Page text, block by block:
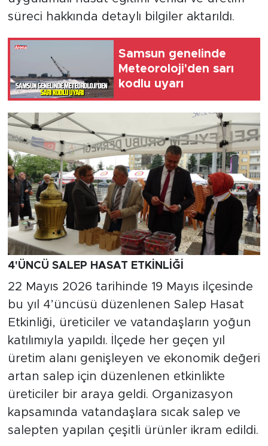
süreci hakkında detaylı bilgiler aktarıldı.
Samsun genelinde
Meteoroloji'den sarı
kodlu uyarı
4'ÜNCÜ SALEP HASAT ETKİNLİĞİ
22 Mayıs 2026 tarihinde 19 Mayıs ilçesinde
bu yıl 4’üncüsü düzenlenen Salep Hasat
Etkinliği, üreticiler ve vatandaşların yoğun
katılımıyla yapıldı. İlçede her geçen yıl
üretim alanı genişleyen ve ekonomik değeri
artan salep için düzenlenen etkinlikte
üreticiler bir araya geldi. Organizasyon
kapsamında vatandaşlara sıcak salep ve
salepten yapılan çeşitli ürünler ikram edildi.